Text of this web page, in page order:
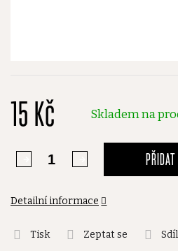
15 Kč Skladem na
Detailní informace
Tisk Zeptat se